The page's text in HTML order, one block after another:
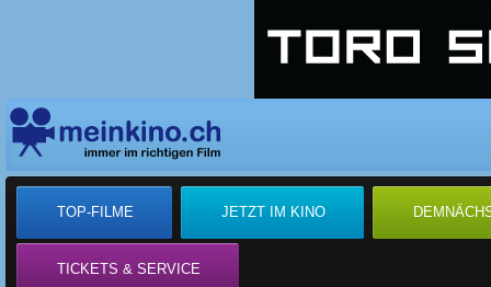
TOP-FILME JETZT IM KINO
TICKETS & SERVICE